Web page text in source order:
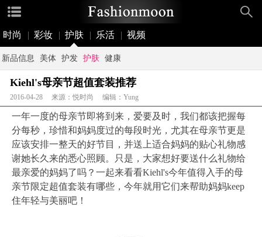
时尚 | 彩妆 | 护肤 | 乐活 | 视频
新品信息 美体 护发 护肤 健康
Kiehl's母亲节超值套装推荐
2016-04-28 来源：悦时尚 编辑：Yung
一年一度的母亲节即将到来，爱要及时，我们都该把握每
分每秒，珍惜和妈妈度过的每段时光，尤其在母亲节更是
应该安排一整天的好节目，并送上适合妈妈的贴心礼物感
谢她长久来的悉心照顾。只是，大家想好要送什么礼物给
最亲爱的妈妈了吗？一起来看看Kiehl's今年值得入手的母
亲节限定超值套装有哪些，今年就用它们来帮助妈妈keep
住年轻与美丽吧！